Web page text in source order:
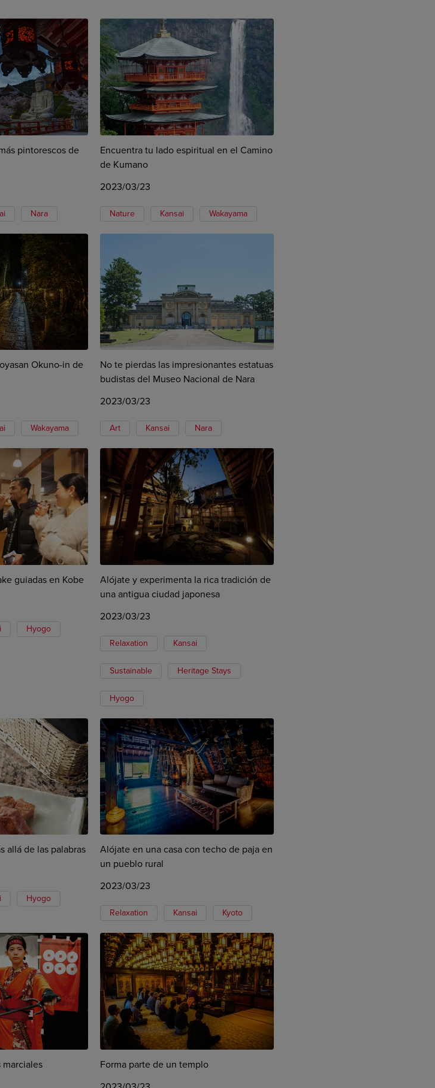
pintorescos de
Nara
Encuentra tu lado espiritual en el Camino
de Kumano
2023/03/23
Nature Kansai Wakayama
Okuno-in de
Wakayama
No te pierdas las impresionantes estatuas
budistas del Museo Nacional de Nara
2023/03/23
Art Kansai Nara
guiadas en Kobe
Hyogo
Alójate y experimenta la rica tradición de
una antigua ciudad japonesa
2023/03/23
Relaxation Kansai
Sustainable Heritage Stays
Hyogo
allá de las palabras
Hyogo
Alójate en una casa con techo de paja en
un pueblo rural
2023/03/23
Relaxation Kansai Kyoto
Forma parte de un templo